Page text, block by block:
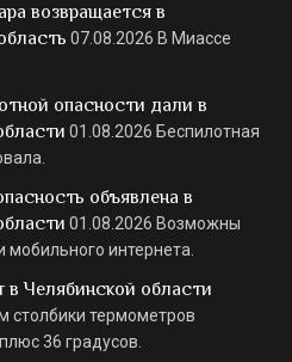
возвращается в
07.08.2026 В Миассе
опасности дали в
01.08.2026 Беспилотная
объявлена в
01.08.2026 Возможны
мобильного интернета.
в Челябинской области
столбики термометров
36 градусов.